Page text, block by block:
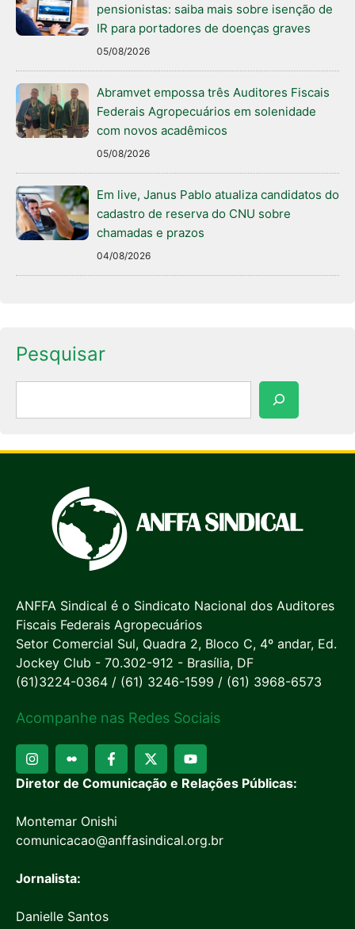
pensionistas: saiba mais sobre isenção de
IR para portadores de doenças graves
05/08/2026
Abramvet empossa três Auditores Fiscais
Federais Agropecuários em solenidade
com novos acadêmicos
05/08/2026
Em live, Janus Pablo atualiza candidatos do
cadastro de reserva do CNU sobre
chamadas e prazos
04/08/2026
Pesquisar
ANFFA Sindical é o Sindicato Nacional dos Auditores
Fiscais Federais Agropecuários
Setor Comercial Sul, Quadra 2, Bloco C, 4º andar, Ed.
Jockey Club - 70.302-912 - Brasília, DF
(61)3224-0364 / (61) 3246-1599 / (61) 3968-6573
Acompanhe nas Redes Sociais
Diretor de Comunicação e Relações Públicas:
Montemar Onishi
comunicacao@anffasindical.org.br
Jornalista:
Danielle Santos